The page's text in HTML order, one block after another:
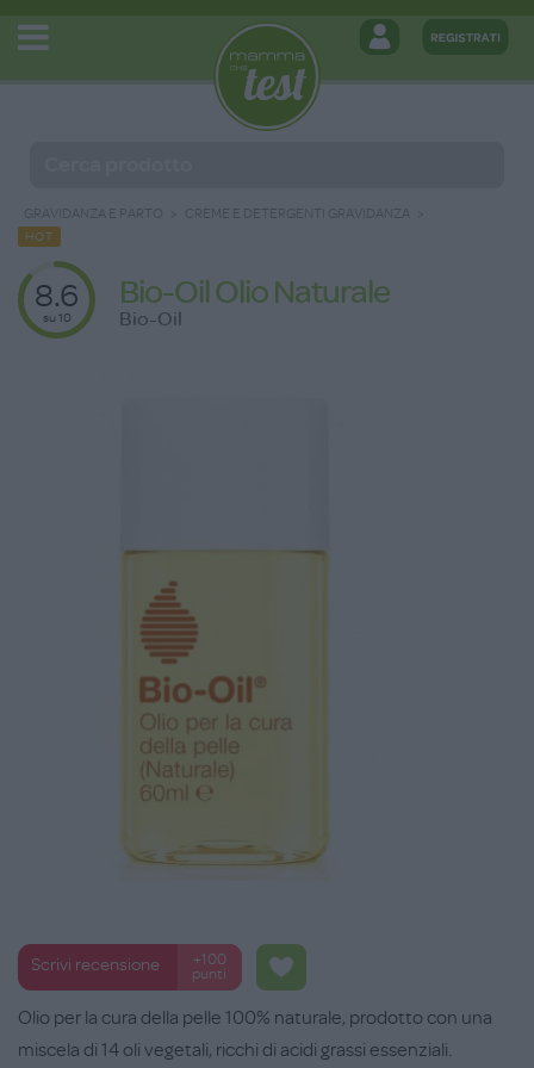
GRAVIDANZA E PARTO CREME E DETERGENTI GRAVIDANZA
HOT
8.6
su 10
Bio-Oil Olio Naturale
Bio-Oil
Scrivi recensione
+100
punti
Olio per la cura della pelle 100% naturale, prodotto con una
miscela di 14 oli vegetali, ricchi di acidi grassi essenziali.